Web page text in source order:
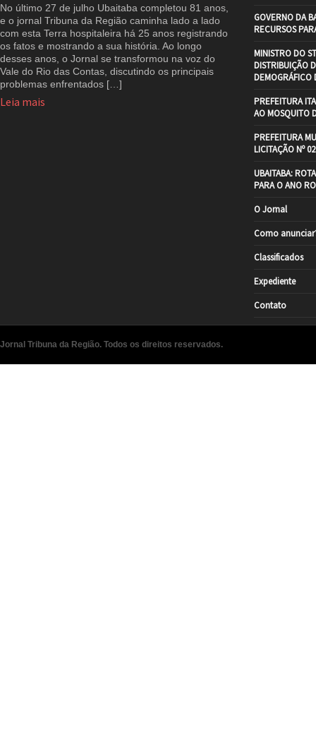
No último 27 de julho Ubaitaba completou 81 anos,
e o jornal Tribuna da Região caminha lado a lado
com esta Terra hospitaleira há 25 anos registrando
os fatos e mostrando a sua história. Ao longo
desses anos, o Jornal se transformou na voz do
Vale do Rio das Contas, discutindo os principais
problemas enfrentados […]
Leia mais
GOVERNO DA
RECURSOS
MINISTRO DO
DISTRIBUIÇÃO
DEMOGRÁFICO
PREFEITURA
AO MOSQUITO
PREFEITURA
LICITAÇÃO Nº
UBAITABA:
PARA O ANO
O Jornal
Como
Classificados
Expediente
Contato
Jornal Tribuna da Região. Todos os direitos reservados.